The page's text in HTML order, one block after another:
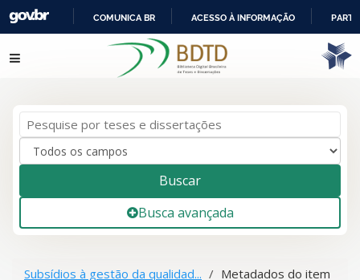
IR
PARA
COMUNICA BR ACESSO À INFORMAÇÃO
Pular para o conteúdo
Buscar
Busca avançada
Subsídios à gestão da qualidad... Metadados do item